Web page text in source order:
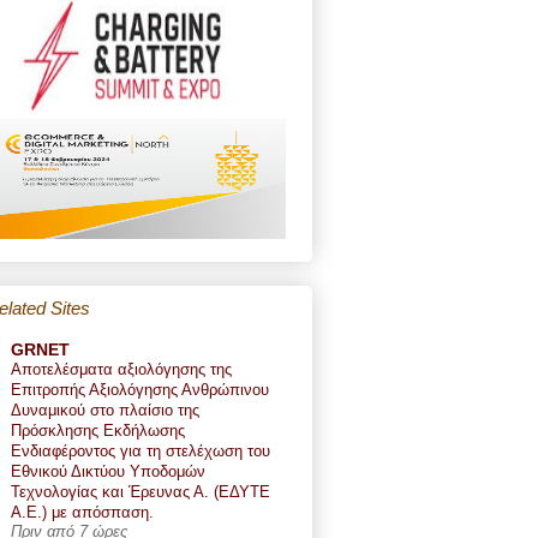
Sites
GRNET
Αποτελέσματα αξιολόγησης της
Επιτροπής Αξιολόγησης Ανθρώπινου
Δυναμικού στο πλαίσιο της
Πρόσκλησης Εκδήλωσης
Ενδιαφέροντος για τη στελέχωση του
Εθνικού Δικτύου Υποδομών
Τεχνολογίας και Έρευνας Α. (ΕΔΥΤΕ
Α.Ε.) με απόσπαση.
Πριν από 7 ώρες